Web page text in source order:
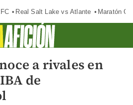
Real Salt Lake vs Atlante Maratón
a rivales en
de